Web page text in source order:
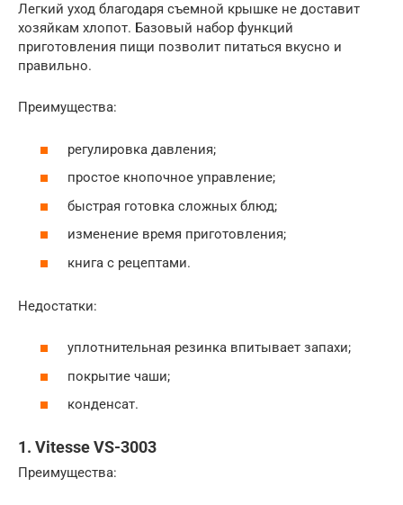
Легкий уход благодаря съемной крышке не доставит
хозяйкам хлопот. Базовый набор функций
приготовления пищи позволит питаться вкусно и
правильно.
Преимущества:
регулировка давления;
простое кнопочное управление;
быстрая готовка сложных блюд;
изменение время приготовления;
книга с рецептами.
Недостатки:
уплотнительная резинка впитывает запахи;
покрытие чаши;
конденсат.
1. Vitesse VS-3003
Преимущества: